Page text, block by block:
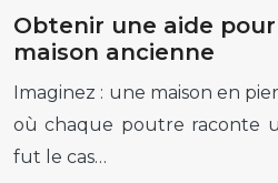
Obtenir une aide
maison ancienne
Imaginez : une maison en
où chaque poutre raconte
fut le cas…